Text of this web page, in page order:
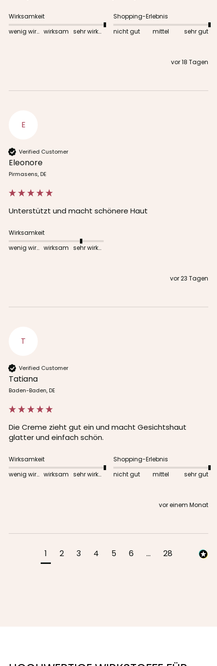
Wirksamkeit
wenig wirksam wirksam sehr wirksam
Shopping-Erlebnis
nicht gut
mittel sehr gut
vor 18 Tagen
E
Verified Customer
Eleonore
Pirmasens, DE
Unterstützt und macht schönere Haut
Wirksamkeit
wenig wirksam wirksam sehr wirksam
vor 23 Tagen
T
Verified Customer
Tatiana
Baden-Baden, DE
Die Creme zieht gut ein und macht Gesichtshaut
glatter und einfach schön.
Wirksamkeit
wenig wirksam wirksam sehr wirksam
Shopping-Erlebnis
nicht gut
mittel sehr gut
vor einem Monat
1 2 3 4 5 6 ... 28